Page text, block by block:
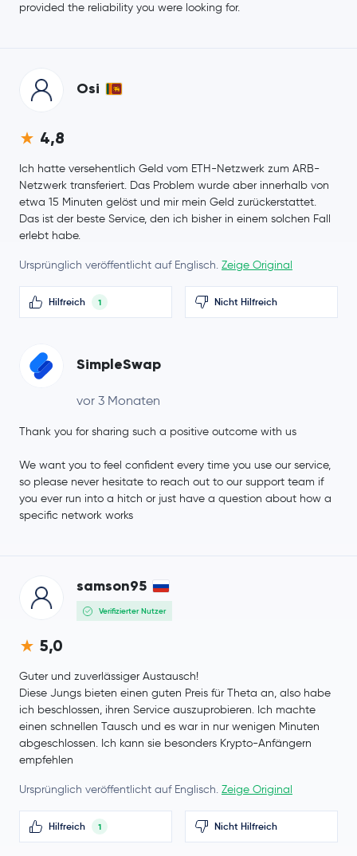
provided the reliability you were looking for.
Osi
4,8
Ich hatte versehentlich Geld vom ETH-Netzwerk zum ARB-
Netzwerk transferiert. Das Problem wurde aber innerhalb von
etwa 15 Minuten gelöst und mir mein Geld zurückerstattet.
Das ist der beste Service, den ich bisher in einem solchen Fall
erlebt habe.
Ursprünglich veröffentlicht auf Englisch. Zeige Original
Hilfreich 1 Nicht Hilfreich
SimpleSwap
vor 3 Monaten
Thank you for sharing such a positive outcome with us
We want you to feel confident every time you use our service,
so please never hesitate to reach out to our support team if
you ever run into a hitch or just have a question about how a
specific network works
samson95
Verifizierter Nutzer
5,0
Guter und zuverlässiger Austausch!
Diese Jungs bieten einen guten Preis für Theta an, also habe
ich beschlossen, ihren Service auszuprobieren. Ich machte
einen schnellen Tausch und es war in nur wenigen Minuten
abgeschlossen. Ich kann sie besonders Krypto-Anfängern
empfehlen
Ursprünglich veröffentlicht auf Englisch. Zeige Original
Hilfreich 1 Nicht Hilfreich